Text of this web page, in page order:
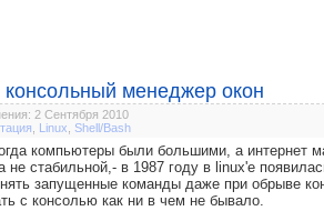
консольный менеджер окон
2 Сентября 2010
Linux Shell/Bash
компьютеры были большими, а интернет
не стабильной,- в 1987 году в linux'е
запущенные команды даже при обрыве
с консолью как ни в чем не бывало.